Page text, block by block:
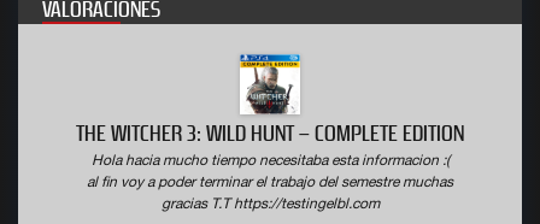
VALORACIONES
THE WITCHER 3: WILD HUNT – COMPLETE EDITION
Hola hacia mucho tiempo necesitaba esta informacion :(
al fin voy a poder terminar el trabajo del semestre muchas
gracias T.T https://testingelbl.com